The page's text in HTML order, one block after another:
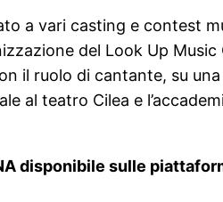
a vari casting e contest
del Look Up
il ruolo di cantante, su
al teatro Cilea e
disponibile sulle